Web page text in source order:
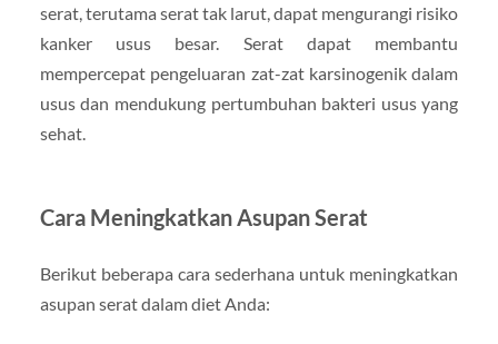
serat, terutama serat tak larut, dapat mengurangi risiko
kanker usus besar. Serat dapat membantu
mempercepat pengeluaran zat-zat karsinogenik dalam
usus dan mendukung pertumbuhan bakteri usus yang
sehat.
Cara Meningkatkan Asupan Serat
Berikut beberapa cara sederhana untuk meningkatkan
asupan serat dalam diet Anda: